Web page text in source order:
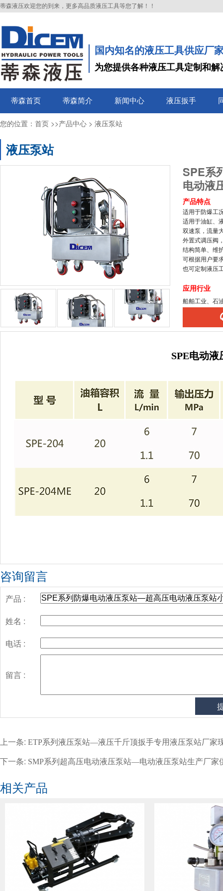
蒂森液压欢迎您的到来，更多高品质液压工具等您了解！！
国内知名的液压工具供应厂
为您提供各种液压工具定制和解
蒂森首页 蒂森简介 新闻中心 液压扳手
您的位置： 首页 >>产品中心 > 液压泵站
液压泵站
SPE系
电动液
产品特点
适用于防爆工
适用于油缸、
双速泵，流量
外置式调压阀
结构简单、维
可根据用户要
也可定制液压
应用行业
船舶工业、石
SPE电动
咨询留言
产品 :
姓名 :
电话 :
留言 :
上一条: ETP系列液压泵站—液压千斤顶扳手专用液压泵站厂家
下一条: SMP系列超高压电动液压泵站—电动液压泵站生产厂家
相关产品